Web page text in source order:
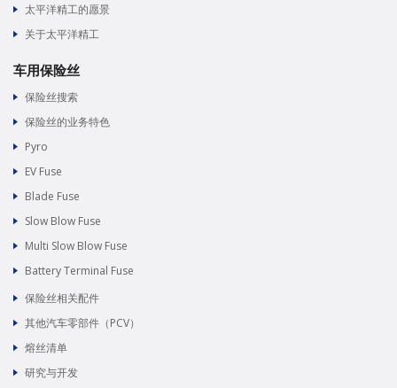
太平洋精工的愿景
关于太平洋精工
车用保险丝
保险丝搜索
保险丝的业务特色
Pyro
EV Fuse
Blade Fuse
Slow Blow Fuse
Multi Slow Blow Fuse
Battery Terminal Fuse
保险丝相关配件
其他汽车零部件（PCV）
熔丝清单
研究与开发